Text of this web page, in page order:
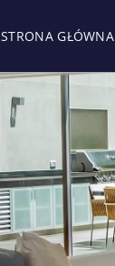
STRONA GŁÓWNA